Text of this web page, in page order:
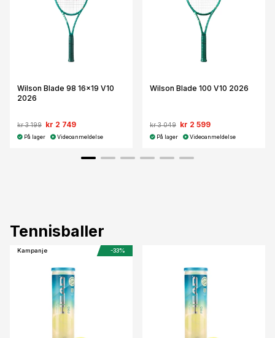
Wilson Blade 98 16x19 V10
2026
kr 3 199 kr 2 749
På lager Videoanmeldelse
Wilson Blade 100 V10 2026
kr 3 049 kr 2 599
På lager Videoanmeldelse
Tennisballer
Kampanje -33%